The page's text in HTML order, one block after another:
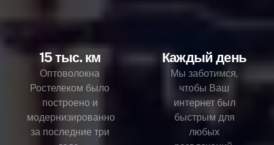
15 тыс. км
Оптоволокна
Ростелеком было
построено и
модернизированно
за последние три
Каждый день
Мы заботимся,
чтобы Ваш
интернет был
быстрым для
любых